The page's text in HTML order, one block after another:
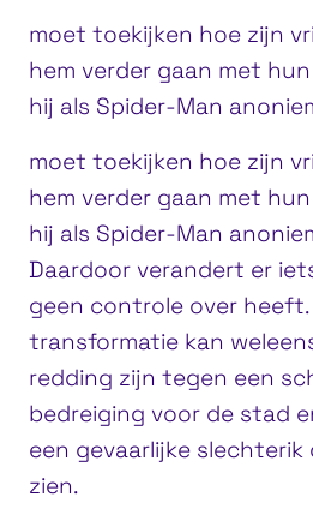
moet toekijken hoe zijn
hem verder gaan met
hij als Spider-Man
moet toekijken hoe zijn
hem verder gaan met
hij als Spider-Man
Daardoor verandert er
geen controle over heeft.
transformatie kan
redding zijn tegen een
bedreiging voor de stad
een gevaarlijke slechterik
zien.